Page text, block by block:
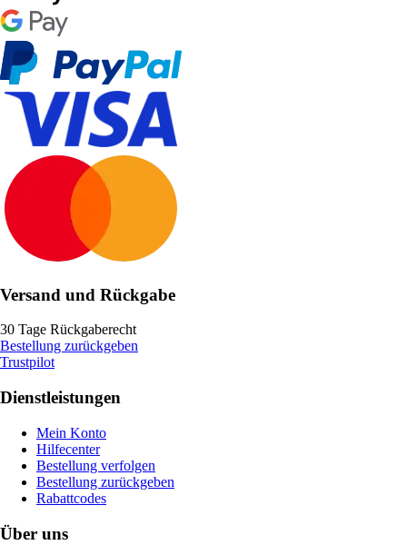
Versand und Rückgabe
30 Tage Rückgaberecht
Bestellung zurückgeben
Trustpilot
Dienstleistungen
Mein Konto
Hilfecenter
Bestellung verfolgen
Bestellung zurückgeben
Rabattcodes
Über uns